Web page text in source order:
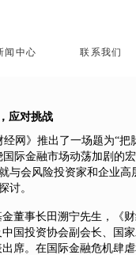
闻中心 联系我们
应对挑战
网》推出了一场题为“把
际金融市场动荡加剧的
与会风险投资家和企业高
讨。
董事长田溯宁先生，《
国投资协会副会长、国
席。在国际金融危机肆